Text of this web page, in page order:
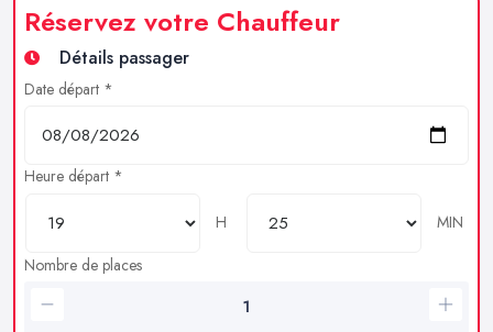
Réservez votre Chauffeur
Détails passager
Date départ *
Heure départ *
H
MIN
Nombre de places